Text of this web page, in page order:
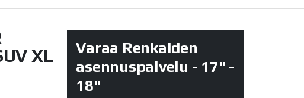
XL
Varaa Renkaiden
asennuspalvelu - 17" -
18"